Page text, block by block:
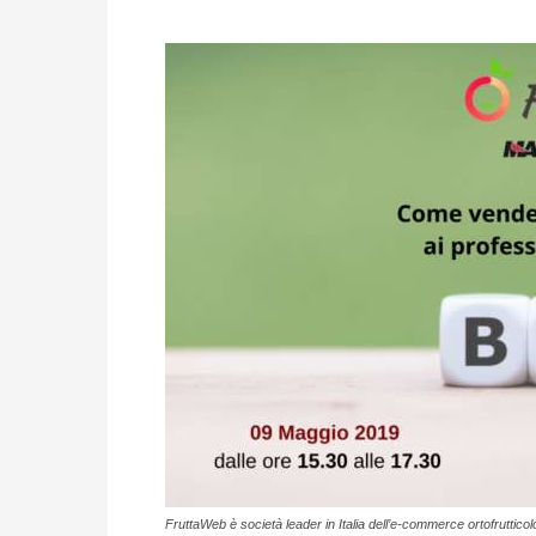
FruttaWeb è società leader in Italia dell’e-commerce